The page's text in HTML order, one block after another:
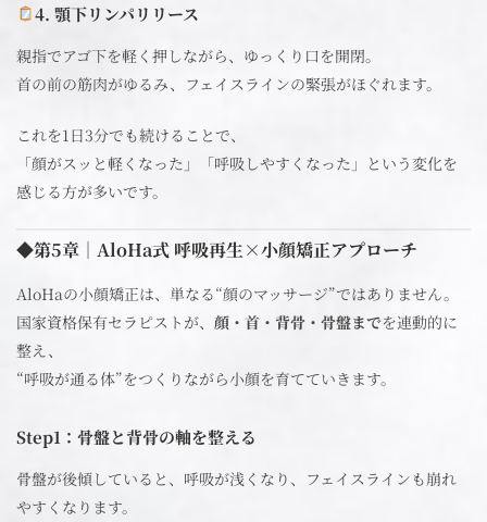
4. 顎下リンパリリース
親指でアゴ下を軽く押しながら、ゆっくり口を開閉。
首の前の筋肉がゆるみ、フェイスラインの緊張がほぐれます。
これを1日3分でも続けることで、
「顔がスッと軽くなった」「呼吸しやすくなった」という変化を
感じる方が多いです。
◆第5章｜AloHa式 呼吸再生×小顔矯正アプローチ
AloHaの小顔矯正は、単なる“顔のマッサージ”ではありません。
国家資格保有セラピストが、 顔・首・背骨・骨盤までを連動的に
整え、
“呼吸が通る体”をつくりながら小顔を育てていきます。
Step1：骨盤と背骨の軸を整える
骨盤が後傾していると、呼吸が浅くなり、フェイスラインも崩れ
やすくなります。